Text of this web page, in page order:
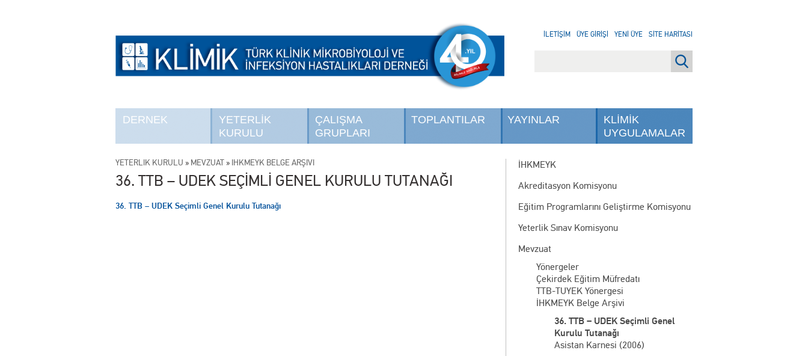
DERNEK
YETERLİK
KURULU
ÇALIŞMA
GRUPLARI
TOPLANTILAR YAYINLAR
KLİMİK
UYGULAMALAR
İLETİŞİM ÜYE GİRİŞİ YENİ ÜYE SİTE HARİTASI
İHKMEYK
Akreditasyon Komisyonu
Eğitim Programlarını Geliştirme Komisyonu
Yeterlik Sınav Komisyonu
Mevzuat
Yönergeler
Çekirdek Eğitim Müfredatı
TTB-TUYEK Yönergesi
İHKMEYK Belge Arşivi
36. TTB – UDEK Seçimli Genel
Kurulu Tutanağı
Asistan Karnesi (2006)
YETERLİK KURULU » MEVZUAT » İHKMEYK BELGE ARŞİVİ
36. TTB – UDEK SEÇİMLİ GENEL KURULU TUTANAĞI
36. TTB – UDEK Seçimli Genel Kurulu Tutanağı